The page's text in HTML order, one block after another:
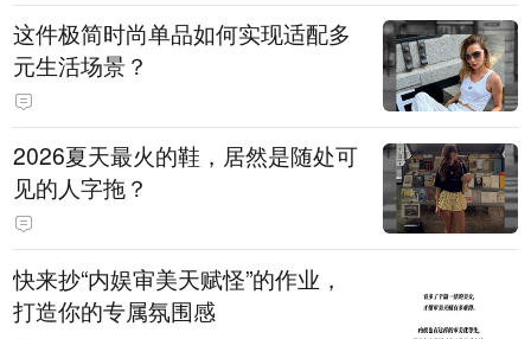
这件极简时尚单品如何实现适配多
元生活场景？
2026夏天最火的鞋，居然是随处可
见的人字拖？
快来抄“内娱审美天赋怪”的作业，
打造你的专属氛围感